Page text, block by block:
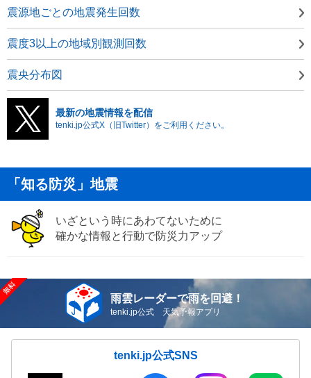
震源地ごとの地震発生回数
震度3以上の地域別観測回数
震央分布図
最新の地震情報を配信
tenki.jp公式X（旧Twitter）をご利用ください。
「知る防災」地震
いざという時にあわてないために
確かな情報と行動で防災力アップ
雨雲レーダーで雨を回避！
tenki.jp公式 天気予報アプリ
tenki.jp公式SNS